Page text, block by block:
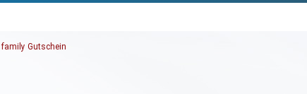
Gutschein